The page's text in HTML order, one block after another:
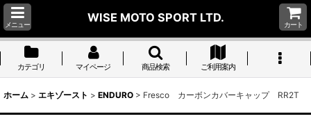
メニュー
WISE MOTO SPORT LTD.
カート
カテゴリ マイページ 商品検索 ご利用案内
ホーム > エキゾースト > ENDURO > Fresco カーボンカバーキャップ RR2T